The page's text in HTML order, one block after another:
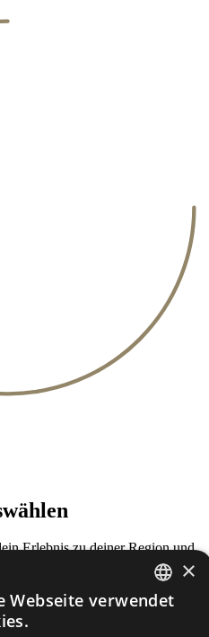
GERMAN
×
Webseite verwendet
Erlebnis zu deiner Region und
und deine bevorzugte Sprache